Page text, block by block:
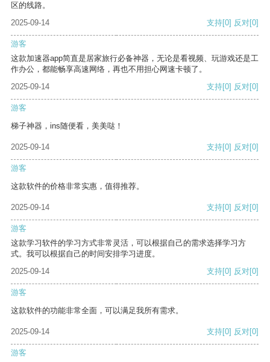
区的线路。
2025-09-14
支持[0] 反对[0]
游客
这款加速器app简直是居家旅行必备神器，无论是看视频、玩游戏还是工
作办公，都能畅享高速网络，再也不用担心网速卡顿了。
2025-09-14
支持[0] 反对[0]
游客
梯子神器，ins随便看，美美哒！
2025-09-14 支持[0] 反对[0]
游客
这款软件的价格非常实惠，值得推荐。
2025-09-14 支持[0] 反对[0]
游客
这款学习软件的学习方式非常灵活，可以根据自己的需求选择学习方
式。我可以根据自己的时间安排学习进度。
2025-09-14
支持[0] 反对[0]
游客
这款软件的功能非常全面，可以满足我所有需求。
2025-09-14 支持[0] 反对[0]
游客